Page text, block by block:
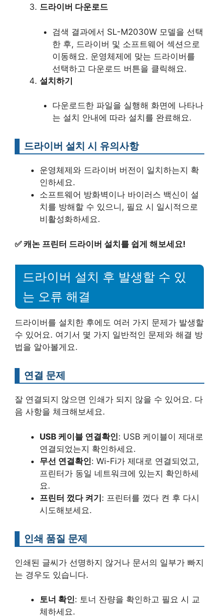
드라이버 다운로드
검색 결과에서 SL-M2030W 모델을 선택
한 후, 드라이버 및 소프트웨어 섹션으로
이동해요. 운영체제에 맞는 드라이버를
선택하고 다운로드 버튼을 클릭해요.
설치하기
다운로드한 파일을 실행해 화면에 나타나
는 설치 안내에 따라 설치를 완료해요.
드라이버 설치 시 유의사항
운영체제와 드라이버 버전이 일치하는지 확
인하세요.
소프트웨어 방화벽이나 바이러스 백신이 설
치를 방해할 수 있으니, 필요 시 일시적으로
비활성화하세요.
✅캐논 프린터 드라이버 설치를 쉽게 해보세요!
드라이버 설치 후 발생할 수 있
는 오류 해결
드라이버를 설치한 후에도 여러 가지 문제가 발생할
수 있어요. 여기서 몇 가지 일반적인 문제와 해결 방
법을 알아볼게요.
연결 문제
잘 연결되지 않으면 인쇄가 되지 않을 수 있어요. 다
음 사항을 체크해보세요.
USB 케이블 연결확인: USB 케이블이 제대로
연결되었는지 확인하세요.
무선 연결확인: Wi-Fi가 제대로 연결되었고,
프린터가 동일 네트워크에 있는지 확인하세
요.
프린터 껐다 켜기: 프린터를 껐다 켠 후 다시
시도해보세요.
인쇄 품질 문제
인쇄된 글씨가 선명하지 않거나 문서의 일부가 빠지
는 경우도 있습니다.
토너 확인: 토너 잔량을 확인하고 필요 시 교
체하세요.